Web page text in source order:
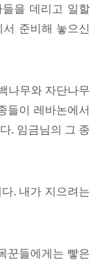
을 데리고 일할
준비해 놓으신
나무와 자단나무
들이 레바논에서
. 임금님의 그 종
. 내가 지으려는
꾼들에게는 빻은